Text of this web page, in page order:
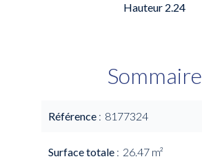
Hauteur 2.24
Sommaire
Référence 8177324
Surface totale 26.47 m²